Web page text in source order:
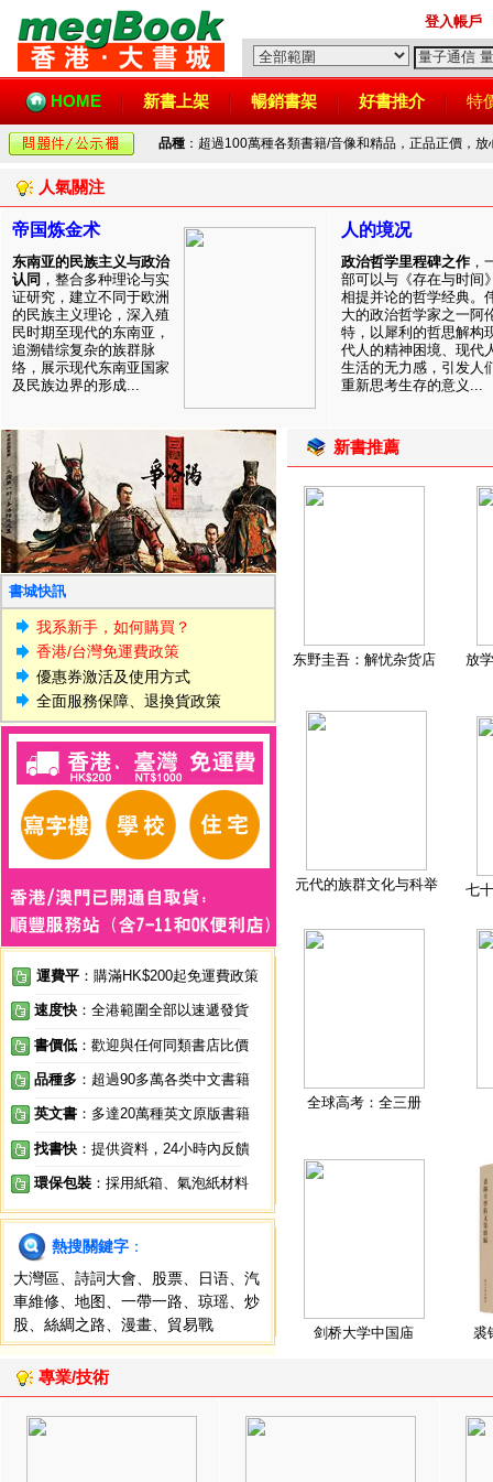
登入帳戶
HOME 新書上架 暢銷書架 好書推介 特
品種 ：超過100萬種各類書籍/音像和精品，正品正價，
人氣關注
帝国炼金术
东南亚的民族主义与政治
认同 ，整合多种理论与实
证研究，建立不同于欧洲
的民族主义理论，深入殖
民时期至现代的东南亚，
追溯错综复杂的族群脉
络，展示现代东南亚国家
及民族边界的形成...
人的境况
政治哲学里程碑之作 ，
部可以与《存在与时间
相提并论的哲学经典。
大的政治哲学家之一阿
特，以犀利的哲思解构
代人的精神困境、现代
生活的无力感，引发人
重新思考生存的意义...
書城快訊
我系新手，如何購買？
香港/台灣免運費政策
優惠券激活及使用方式
全面服務保障、退換貨政策
運費平 ：購滿HK$200起免運費政策
速度快 ：全港範圍全部以速遞發貨
書價低 ：歡迎與任何同類書店比價
品種多 ：超過90多萬各类中文書籍
英文書 ：多達20萬種英文原版書籍
找書快 ：提供資料，24小時內反饋
環保包裝 ：採用紙箱、氣泡紙材料
熱搜關鍵字 ：
大灣區
詩詞大會 股票 日语
汽
車維修
地图 一帶一路 琼瑶
炒
股
絲綢之路 漫畫 貿易戰
新書推薦
东野圭吾：解忧杂货店 放
元代的族群文化与科举 七
全球高考：全三册
剑桥大学中国庙 裘
專業/技術